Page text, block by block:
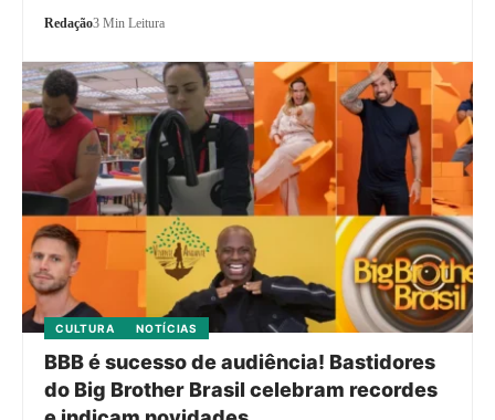
Redação3 Min Leitura
CULTURA NOTÍCIAS
BBB é sucesso de audiência! Bastidores
do Big Brother Brasil celebram recordes